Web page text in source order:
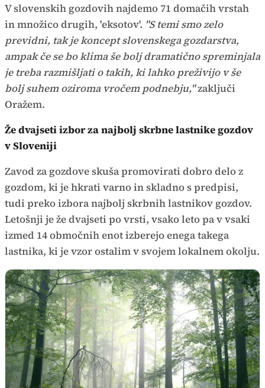
V slovenskih gozdovih najdemo 71 domačih vrstah
in množico drugih, 'eksotov'. "S temi smo zelo
previdni, tak je koncept slovenskega gozdarstva,
ampak če se bo klima še bolj dramatično spreminjala
je treba razmišljati o takih, ki lahko preživijo v še
bolj suhem oziroma vročem podnebju,"zaključi
Oražem.
Že dvajseti izbor za najbolj skrbne lastnike gozdov
v Sloveniji
Zavod za gozdove skuša promovirati dobro delo z
gozdom, ki je hkrati varno in skladno s predpisi,
tudi preko izbora najbolj skrbnih lastnikov gozdov.
Letošnji je že dvajseti po vrsti, vsako leto pa v vsaki
izmed 14 območnih enot izberejo enega takega
lastnika, ki je vzor ostalim v svojem lokalnem okolju.